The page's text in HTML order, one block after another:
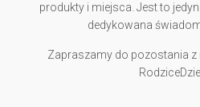
produkty i miejsca. Jest to
dedykowana
Zapraszamy do pozostania z